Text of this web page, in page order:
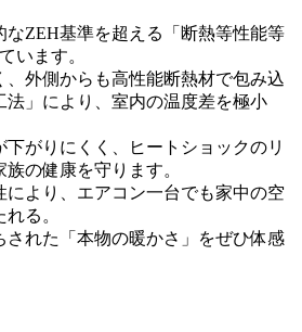
なZEH基準を超える「断熱等性能等
います。
、外側からも高性能断熱材で包み込
法」により、室内の温度差を極小
下がりにくく、ヒートショックのリ
の健康を守ります。
により、エアコン一台でも家中の空
る。
された「本物の暖かさ」をぜひ体感